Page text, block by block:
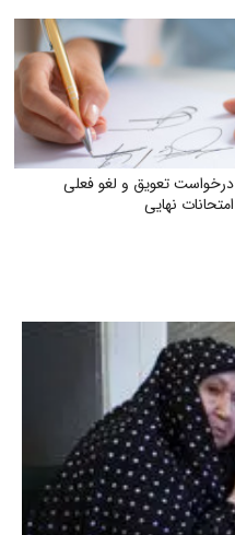
درخواست تعویق و لغو فعلی
امتحانات نهایی